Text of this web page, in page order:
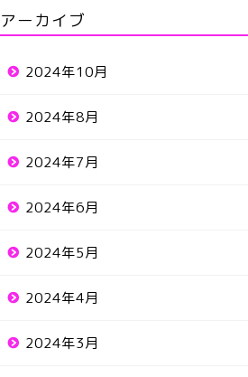
アーカイブ
2024年10月
2024年8月
2024年7月
2024年6月
2024年5月
2024年4月
2024年3月